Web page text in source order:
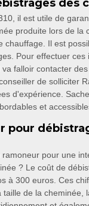
des
il est utile de
produite lors de la
chauffage. Il est
Pour effectuer ces
falloir contacter
de solliciter
d'expérience.
et
pour
ramoneur pour une
? Le coût de
à 300 euros. Ces
taille de la cheminée,